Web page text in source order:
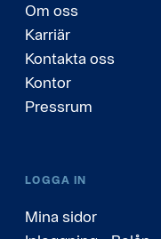
Om oss
Karriär
Kontakta oss
Kontor
Pressrum
LOGGA IN
Mina sidor